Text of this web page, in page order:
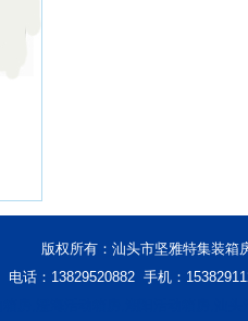
版权所有：汕头市坚雅特集装
电话：13829520882 手机：